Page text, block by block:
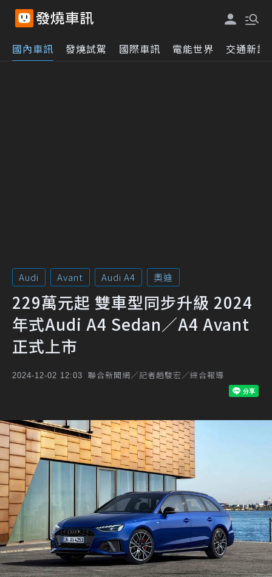
國內車訊 發燒試駕 國際車訊 電能世界 交通新訊
Audi Avant Audi A4 奧迪
229萬元起 雙車型同步升級 2024
年式Audi A4 Sedan／A4 Avant
正式上市
2024-12-02 12:03 聯合新聞網／記者趙駿宏／綜合報導